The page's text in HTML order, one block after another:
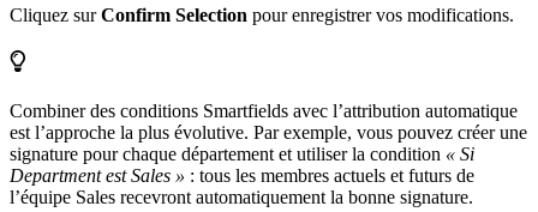
Cliquez surConfirm Selection pour enregistrer vos modifications.
Combiner des conditions Smartfields avec l’attribution automatique
est l’approche la plus évolutive. Par exemple, vous pouvez créer une
signature pour chaque département et utiliser la condition « Si
Department est Sales » : tous les membres actuels et futurs de
l’équipe Sales recevront automatiquement la bonne signature.